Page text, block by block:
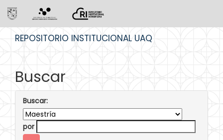
REPOSITORIO INSTITUCIONAL UAQ
Buscar
Buscar:
por